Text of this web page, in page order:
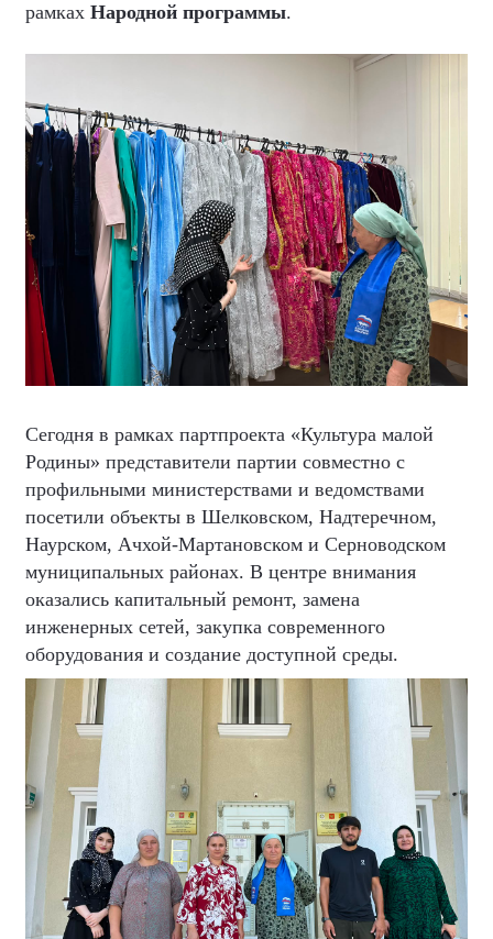
рамках Народной программы.
Сегодня в рамках партпроекта «Культура малой
Родины» представители партии совместно с
профильными министерствами и ведомствами
посетили объекты в Шелковском, Надтеречном,
Наурском, Ачхой-Мартановском и Серноводском
муниципальных районах. В центре внимания
оказались капитальный ремонт, замена
инженерных сетей, закупка современного
оборудования и создание доступной среды.